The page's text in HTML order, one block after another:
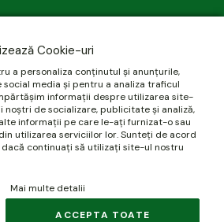
Cookie-uri
a personaliza conținutul și anunțurile,
media și pentru a analiza traficul
informații despre utilizarea site-
de socializare, publicitate și analiză,
informații pe care le-ați furnizat-o sau
utilizarea serviciilor lor. Sunteți de acord
continuați să utilizați site-ul nostru
Mai multe detalii
ACCEPTA TOATE